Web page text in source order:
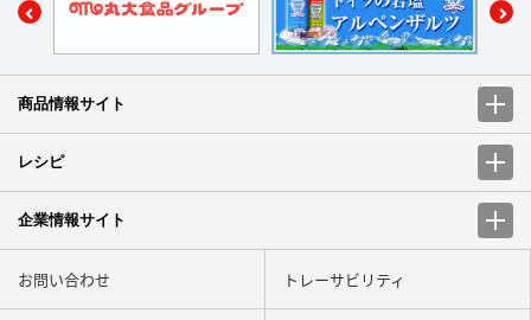
商品情報サイト
レシピ
企業情報サイト
お問い合わせ トレーサビリティ